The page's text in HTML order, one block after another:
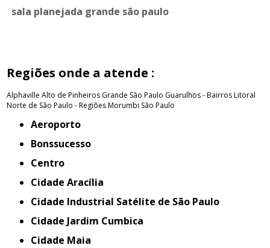
sala planejada grande são paulo
Regiões onde a atende :
Alphaville Alto de Pinheiros Grande São Paulo Guarulhos - BairrosLitoral
Norte de São Paulo - RegiõesMorumbi São Paulo
Aeroporto
Bonssucesso
Centro
Cidade Aracília
Cidade Industrial Satélite de São Paulo
Cidade Jardim Cumbica
Cidade Maia